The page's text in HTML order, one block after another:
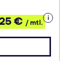
€ / mtl.
Details
zum